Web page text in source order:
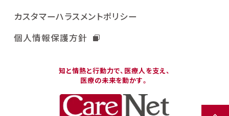
知と情熱と行動力で、医療人を支え、
医療の未来を動かす。
カスタマーハラスメントポリシー
個人情報保護方針